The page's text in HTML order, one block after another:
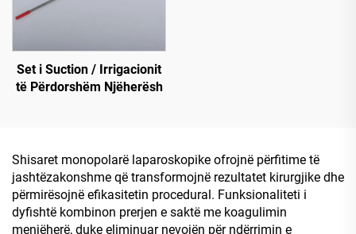
Set i Suction / Irrigacionit
të Përdorshëm Njëherësh
Shisaret monopolarë laparoskopike ofrojnë përfitime të
jashtëzakonshme që transformojnë rezultatet kirurgjike dhe
përmirësojnë efikasitetin procedural. Funksionaliteti i
dyfishtë kombinon prerjen e saktë me koagulimin
menjëherë, duke eliminuar nevojën për ndërrimin e